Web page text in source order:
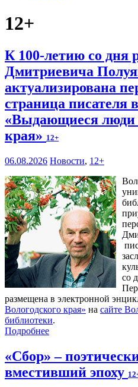
12+
К 100‑летию со дня
Дмитриевича
актуализирована
страница писателя
«Выдающиеся люди
края» 12+
06.08.2026 Новости, 12+
со
размещена в электронной
Вологодского края» на сайте
библиотеки.
Подробнее
«Сбор» –
вместивший эпоху